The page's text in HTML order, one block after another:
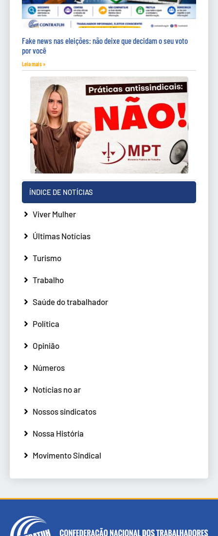
Fake news nas eleições: não deixe que decidam o seu voto
por você
Leia mais »
ÍNDICE DE NOTÍCIAS
Viver Mulher
Últimas Notícias
Turismo
Trabalho
Saúde do trabalhador
Política
Opinião
Números
Notícias no ar
Nossos sindicatos
Nossa História
Movimento Sindical